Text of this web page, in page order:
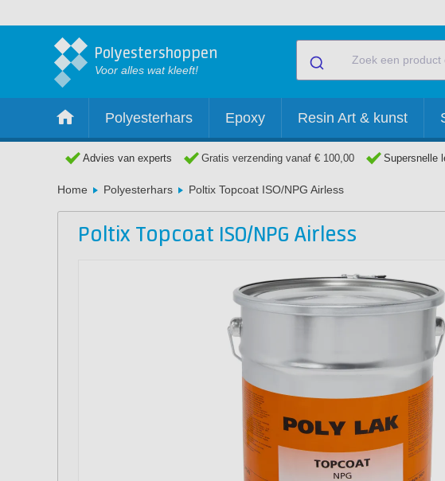
Polyestershoppen
Voor alles wat kleeft!
Polyesterhars Epoxy Resin Art & kunst
Advies van experts Gratis verzending vanaf € 100,00 Supersnelle
Home Polyesterhars Poltix Topcoat ISO/NPG Airless
Poltix Topcoat ISO/NPG Airless